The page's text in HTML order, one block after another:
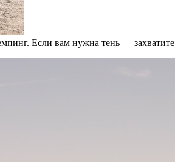
Если вам нужна тень —